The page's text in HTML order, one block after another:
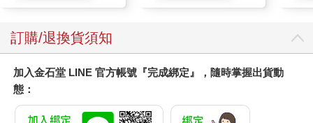
知道那孩子聽得很煩，但我那一番話只是要讓他知道還有一個人
說的那些無非都是芝麻小事，沒什麼了不起的，雷爾提斯有他自
己的生活方式吧，他也清楚現在是什麼樣的時代，大可按照自己
的喜好行事。我只想讓他知道，我仍然放不下他。只要知道這
點，他就絕對不會走上墮落之途。而且我的擔心是兩人份的，還
好了。那孩子，只要知道這點的話、只要知道這點……啊啊，我
訂購/退換貨須知
加入金石堂 LINE 官方帳號『完成綁定』，隨時掌握出貨動
態：